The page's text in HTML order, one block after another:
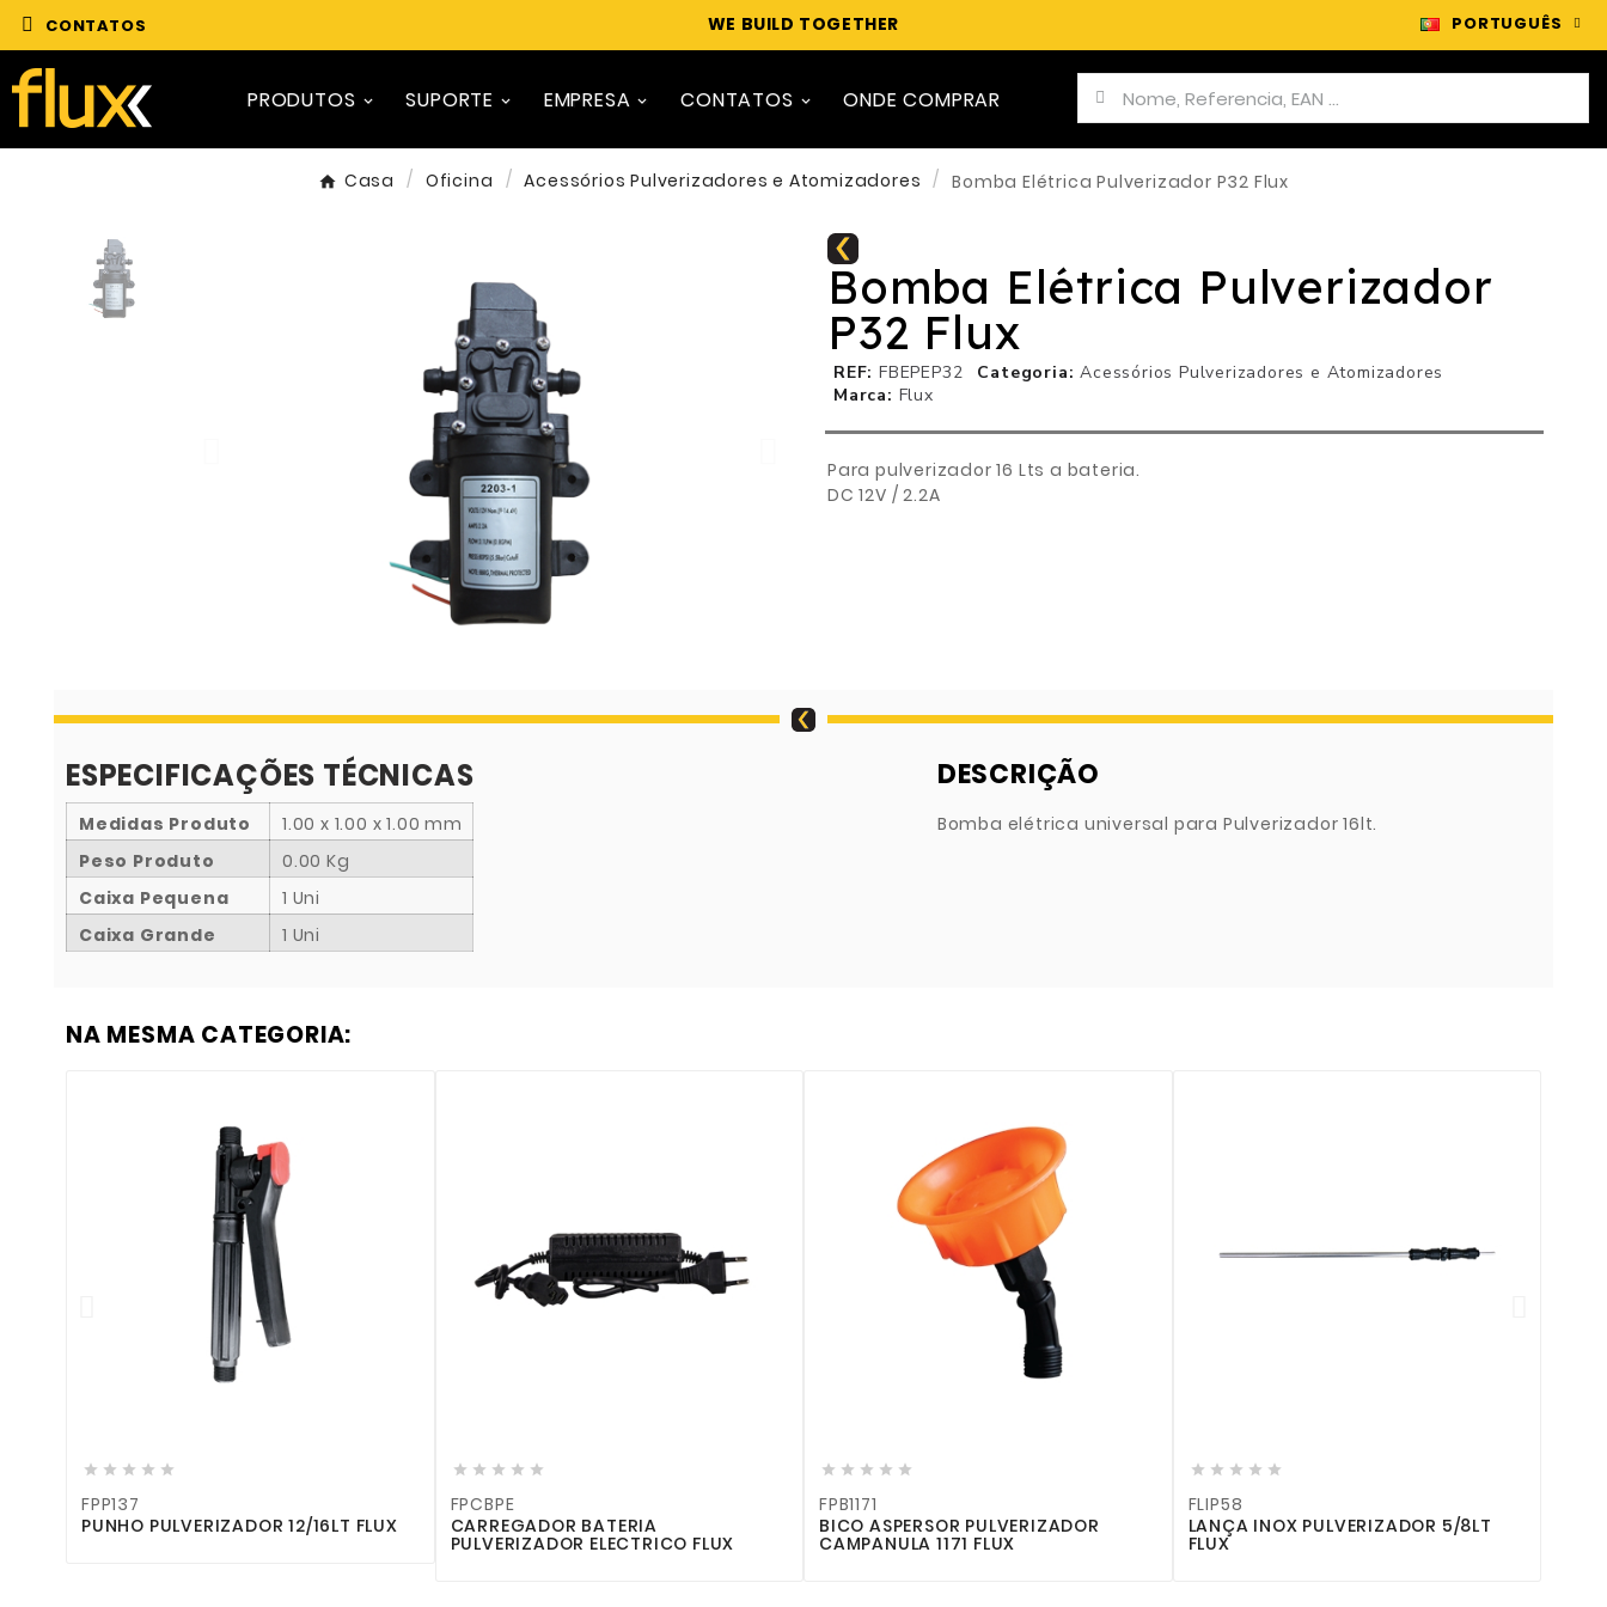
CONTATOS WE BUILD TOGETHER PORTUGUÊS
PRODUTOS SUPORTE EMPRESA CONTATOS ONDE COMPRAR
Casa Oficina Acessórios Pulverizadores e Atomizadores Bomba Elétrica Pulverizador P32 Flux
Bomba Elétrica Pulverizador
P32 Flux
REF FBEPEP32 Categoria Acessórios Pulverizadores e Atomizadores
Marca
Flux
Para pulverizador 16 Lts a bateria.
DC 12V / 2.2A
ESPECIFICAÇÕES TÉCNICAS
Medidas Produto
1.00 x 1.00 x 1.00 mm
Peso Produto
0.00 Kg
Caixa Pequena
1 Uni
Caixa Grande
1 Uni
DESCRIÇÃO
Bomba elétrica universal para Pulverizador 16lt.
NA MESMA CATEGORIA:
    
FPP137
PUNHO PULVERIZADOR 12/16LT FLUX
    
FPCBPE
CARREGADOR BATERIA
PULVERIZADOR ELECTRICO FLUX
    
FPB1171
BICO ASPERSOR PULVERIZADOR
CAMPANULA 1171 FLUX
    
FLIP58
LANÇA INOX PULVERIZADOR 5/8LT
FLUX